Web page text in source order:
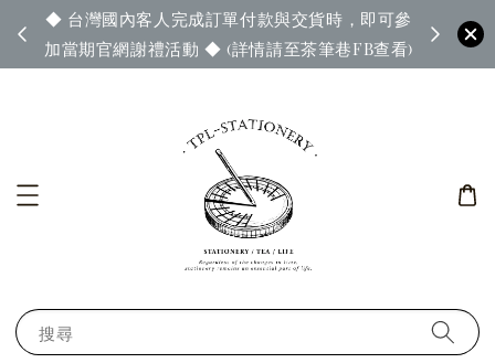
◆ 台灣國內客人完成訂單付款與交貨時，即可參
加當期官網謝禮活動 ◆ (詳情請至茶筆巷FB查看)
◆ 官
搜尋